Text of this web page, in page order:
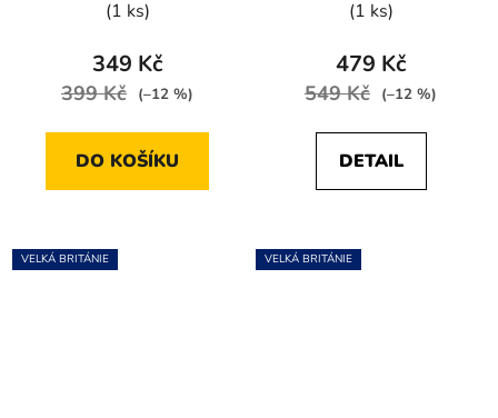
(1 ks)
349 Kč
399 Kč (–12 %)
DO KOŠÍKU
produktu
je
5,0
hvězdiček.
(1 ks)
479 Kč
549 Kč (–12 %)
DETAIL
VELKÁ BRITÁNIE VELKÁ BRITÁNIE